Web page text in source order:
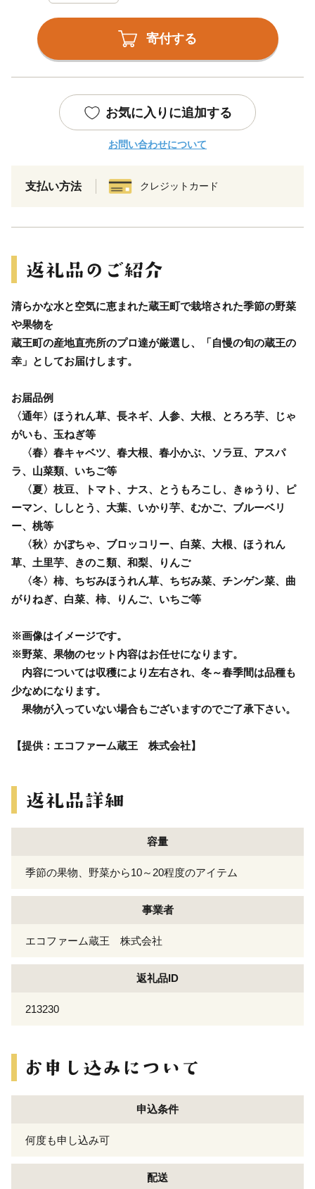
寄付する
お気に入りに追加する
お問い合わせについて
支払い方法 クレジットカード
清らかな水と空気に恵まれた蔵王町で栽培された季節の野菜
や果物を
蔵王町の産地直売所のプロ達が厳選し、「自慢の旬の蔵王の
幸」としてお届けします。
お届品例
〈通年〉ほうれん草、長ネギ、人参、大根、とろろ芋、じゃ
がいも、玉ねぎ等
〈春〉春キャベツ、春大根、春小かぶ、ソラ豆、アスパ
ラ、山菜類、いちご等
〈夏〉枝豆、トマト、ナス、とうもろこし、きゅうり、ピ
ーマン、ししとう、大葉、いかり芋、むかご、ブルーベリ
ー、桃等
〈秋〉かぼちゃ、ブロッコリー、白菜、大根、ほうれん
草、土里芋、きのこ類、和梨、りんご
〈冬〉柿、ちぢみほうれん草、ちぢみ菜、チンゲン菜、曲
がりねぎ、白菜、柿、りんご、いちご等
※画像はイメージです。
※野菜、果物のセット内容はお任せになります。
内容については収穫により左右され、冬～春季間は品種も
少なめになります。
果物が入っていない場合もございますのでご了承下さい。
【提供：エコファーム蔵王 株式会社】
容量
季節の果物、野菜から10～20程度のアイテム
事業者
エコファーム蔵王 株式会社
返礼品ID
213230
申込条件
何度も申し込み可
配送